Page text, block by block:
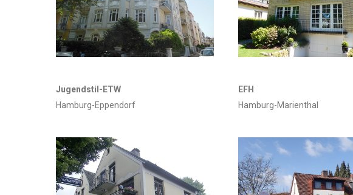
Jugendstil-ETW
Hamburg-Eppendorf
EFH
Hamburg-Marienthal